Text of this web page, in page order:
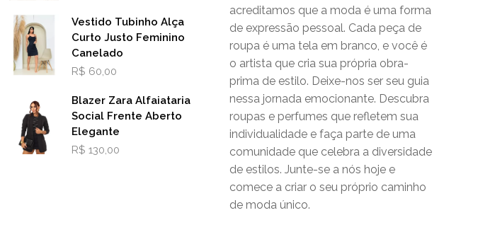
Vestido Tubinho Alça
Curto Justo Feminino
Canelado
R$ 60,00
Blazer Zara Alfaiataria
Social Frente Aberto
Elegante
R$ 130,00
acreditamos que a moda é uma forma
de expressão pessoal. Cada peça de
roupa é uma tela em branco, e você é
o artista que cria sua própria obra-
prima de estilo. Deixe-nos ser seu guia
nessa jornada emocionante. Descubra
roupas e perfumes que refletem sua
individualidade e faça parte de uma
comunidade que celebra a diversidade
de estilos. Junte-se a nós hoje e
comece a criar o seu próprio caminho
de moda único.